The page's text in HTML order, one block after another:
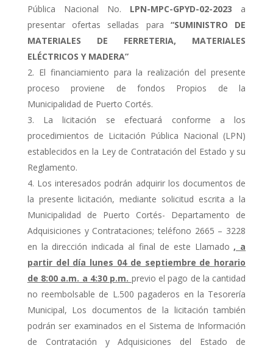
Pública Nacional No. LPN-MPC-GPYD-02-2023 a
presentar ofertas selladas para “SUMINISTRO DE
MATERIALES DE FERRETERIA, MATERIALES
ELÉCTRICOS Y MADERA”
El financiamiento para la realización del presente
proceso proviene de fondos Propios de la
Municipalidad de Puerto Cortés.
La licitación se efectuará conforme a los
procedimientos de Licitación Pública Nacional (LPN)
establecidos en la Ley de Contratación del Estado y su
Reglamento.
Los interesados podrán adquirir los documentos de
la presente licitación, mediante solicitud escrita a la
Municipalidad de Puerto Cortés- Departamento de
Adquisiciones y Contrataciones; teléfono 2665 – 3228
en la dirección indicada al final de este Llamado , a
partir del día lunes 04 de septiembre de horario
de 8:00 a.m. a 4:30 p.m. previo el pago de la cantidad
no reembolsable de L.500 pagaderos en la Tesorería
Municipal, Los documentos de la licitación también
podrán ser examinados en el Sistema de Información
de Contratación y Adquisiciones del Estado de